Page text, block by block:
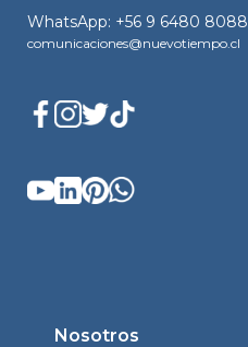
WhatsApp: +56 9 6480 8088
comunicaciones@nuevotiempo.cl
Nosotros